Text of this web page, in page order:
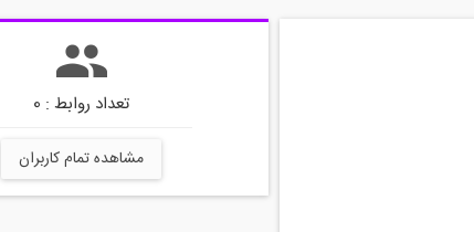
تعداد روابط : 0
مشاهده تمام کاربران